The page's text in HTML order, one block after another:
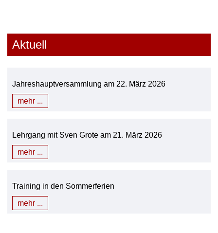
Aktuell
Jahreshauptversammlung am 22. März 2026
mehr ...
Lehrgang mit Sven Grote am 21. März 2026
mehr ...
Training in den Sommerferien
mehr ...